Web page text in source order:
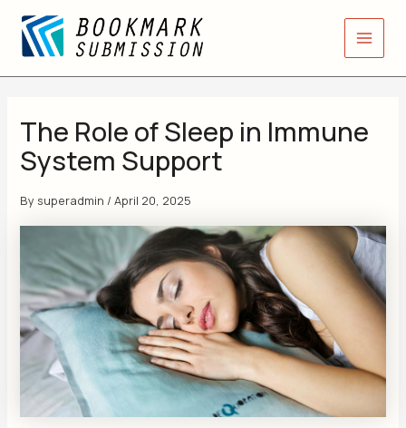
Skip
content
Main
The Role of Sleep in Immune
System Support
By superadmin /April 20, 2025